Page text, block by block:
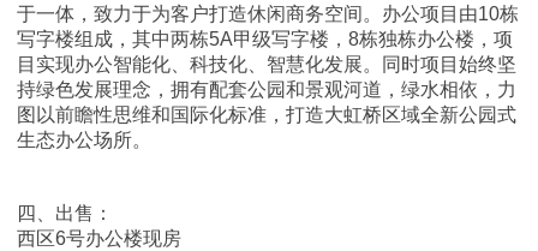
于一体，致力于为客户打造休闲商务空间。办公项目由10栋
写字楼组成，其中两栋5A甲级写字楼，8栋独栋办公楼，项
目实现办公智能化、科技化、智慧化发展。同时项目始终坚
持绿色发展理念，拥有配套公园和景观河道，绿水相依，力
图以前瞻性思维和国际化标准，打造大虹桥区域全新公园式
生态办公场所。
四、出售：
西区6号办公楼现房